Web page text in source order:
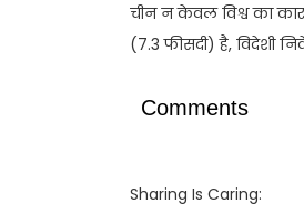
चीन न केवल विश्व का
(7.3 फीसदी) है, विदेशी
Comments
Sharing Is Caring: